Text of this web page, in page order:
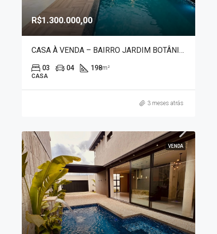
R$1.300.000,00
CASA À VENDA – BAIRRO JARDIM BOTÂNICO 3911
03 04 198m²
CASA
3 meses atrás
VENDA